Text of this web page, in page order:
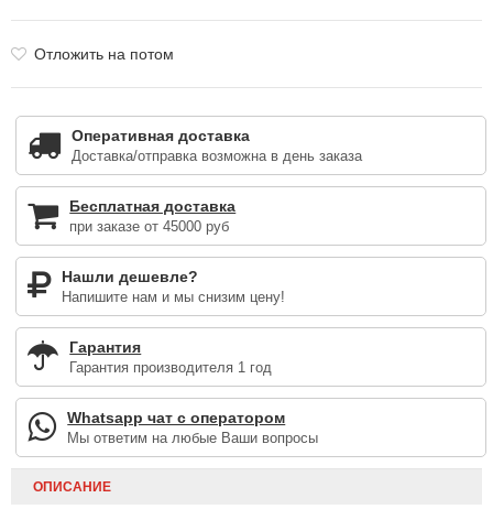
Отложить на потом
Оперативная доставка
Доставка/отправка возможна в день заказа
Бесплатная доставка
при заказе от 45000 руб
Нашли дешевле?
Напишите нам и мы снизим цену!
Гарантия
Гарантия производителя 1 год
Whatsapp чат с оператором
Мы ответим на любые Ваши вопросы
ОПИСАНИЕ